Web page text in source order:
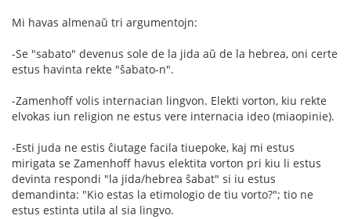
Mi havas almenaŭ tri argumentojn:
-Se "sabato" devenus sole de la jida aŭ de la hebrea, oni certe
estus havinta rekte "ŝabato-n".
-Zamenhoff volis internacian lingvon. Elekti vorton, kiu rekte
elvokas iun religion ne estus vere internacia ideo (miaopinie).
-Esti juda ne estis ĉiutage facila tiuepoke, kaj mi estus
mirigata se Zamenhoff havus elektita vorton pri kiu li estus
devinta respondi "la jida/hebrea ŝabat" si iu estus
demandinta: "Kio estas la etimologio de tiu vorto?"; tio ne
estus estinta utila al sia lingvo.